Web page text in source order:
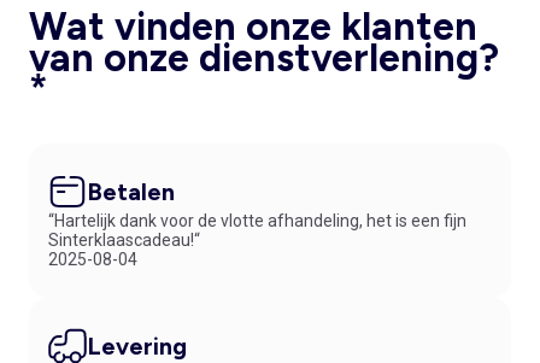
Wat vinden onze klanten
van onze dienstverlening?
*
Betalen
“Hartelijk dank voor de vlotte afhandeling, het is een fijn
Sinterklaascadeau!“
2025-08-04
Levering